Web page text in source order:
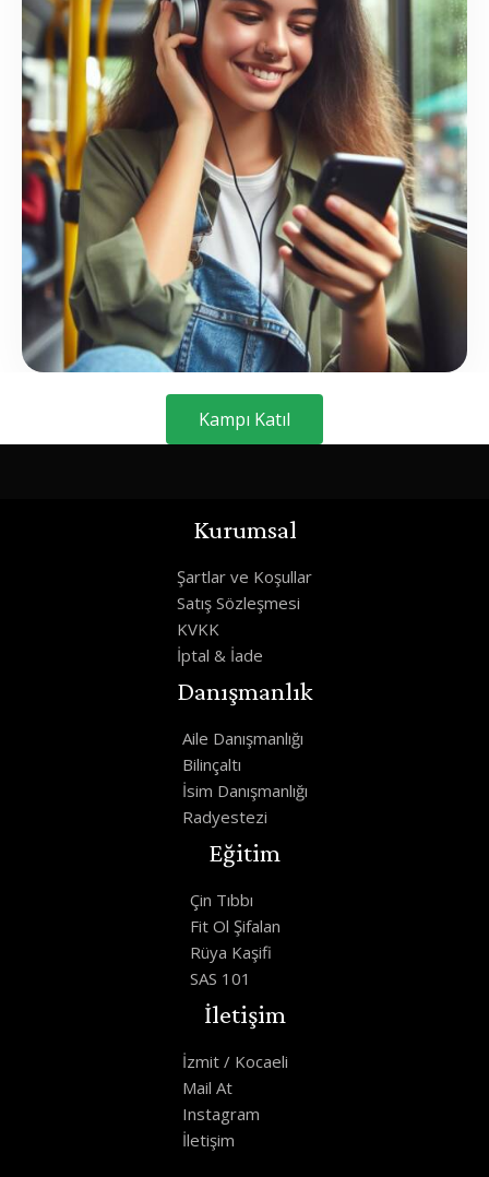
Kampı Katıl
Kurumsal
Şartlar ve Koşullar
Satış Sözleşmesi
KVKK
İptal & İade
Danışmanlık
Aile Danışmanlığı
Bilinçaltı
İsim Danışmanlığı
Radyestezi
Eğitim
Çin Tıbbı
Fit Ol Şifalan
Rüya Kaşifi
SAS 101
İletişim
İzmit / Kocaeli
Mail At
Instagram
İletişim